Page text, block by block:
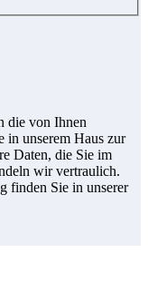
die von Ihnen
in unserem Haus zur
Daten, die Sie im
wir vertraulich.
finden Sie in unserer